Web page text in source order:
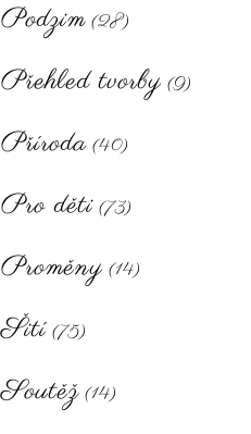
Podzim (28)
Přehled tvorby (9)
Příroda (40)
Pro děti (73)
Proměny (14)
Šití (75)
Soutěž (14)